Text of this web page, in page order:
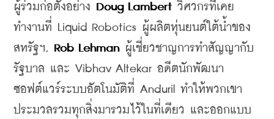
ผู้ร่วมก่อตั้งอย่าง Doug Lambert วิศวกรที่เคย
ทำงานที่ Liquid Robotics ผู้ผลิตหุ่นยนต์ใต้น้ำของ
สหรัฐฯ, Rob Lehman ผู้เชี่ยวชาญการทำสัญญากับ
รัฐบาล และ Vibhav Altekar อดีตนักพัฒนา
ซอฟต์แวร์ระบบอัตโนมัติที่ Anduril ทำให้พวกเขา
ประมวลรวมทุกสิ่งมารวมไว้ในที่เดียว และออกแบบ